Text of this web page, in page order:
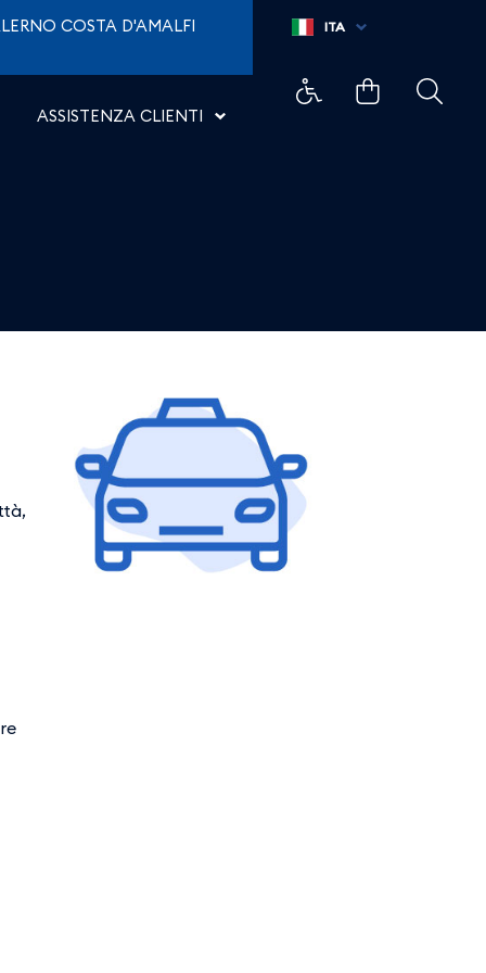
COSTA D'AMALFI
ASSISTENZA CLIENTI
ITA